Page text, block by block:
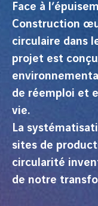
Face à
Construction
circulaire dans
projet est
de réemploi et
vie.
La
sites de
circularité
de notre